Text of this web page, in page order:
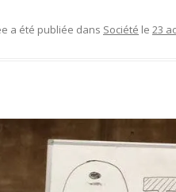
a été publiée dans Société le 23